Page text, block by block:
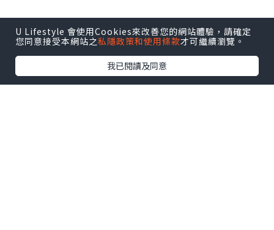
U Lifestyle 會使用Cookies來改善您的網站體驗，請確定
您同意接受本網站之私隱政策和使用條款才可繼續瀏覽。
我已閱讀及同意